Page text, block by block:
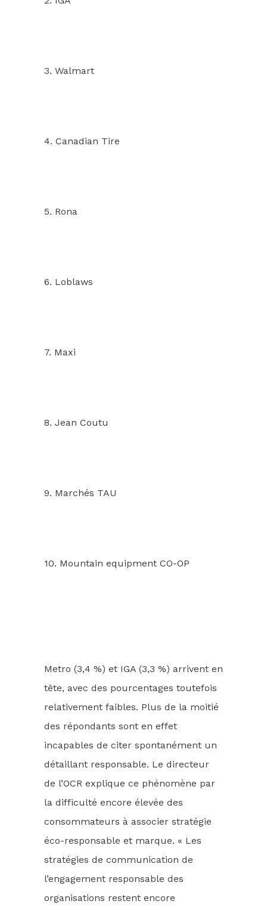
3. Walmart
4. Canadian Tire
5. Rona
6. Loblaws
7. Maxi
8. Jean Coutu
9. Marchés TAU
10. Mountain equipment CO-OP
Metro (3,4 %) et IGA (3,3 %) arrivent en
tête, avec des pourcentages toutefois
relativement faibles. Plus de la moitié
des répondants sont en effet
incapables de citer spontanément un
détaillant responsable. Le directeur
de l’OCR explique ce phénomène par
la difficulté encore élevée des
consommateurs à associer stratégie
éco-responsable et marque. « Les
stratégies de communication de
l’engagement responsable des
organisations restent encore